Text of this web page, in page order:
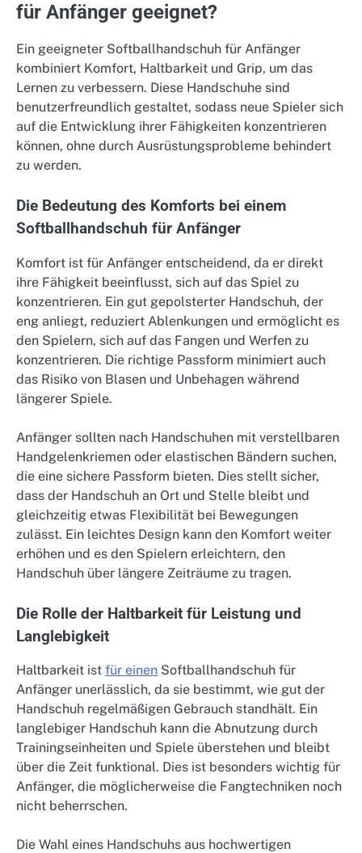
für Anfänger geeignet?
Ein geeigneter Softballhandschuh für Anfänger
kombiniert Komfort, Haltbarkeit und Grip, um das
Lernen zu verbessern. Diese Handschuhe sind
benutzerfreundlich gestaltet, sodass neue Spieler sich
auf die Entwicklung ihrer Fähigkeiten konzentrieren
können, ohne durch Ausrüstungsprobleme behindert
zu werden.
Die Bedeutung des Komforts bei einem
Softballhandschuh für Anfänger
Komfort ist für Anfänger entscheidend, da er direkt
ihre Fähigkeit beeinflusst, sich auf das Spiel zu
konzentrieren. Ein gut gepolsterter Handschuh, der
eng anliegt, reduziert Ablenkungen und ermöglicht es
den Spielern, sich auf das Fangen und Werfen zu
konzentrieren. Die richtige Passform minimiert auch
das Risiko von Blasen und Unbehagen während
längerer Spiele.
Anfänger sollten nach Handschuhen mit verstellbaren
Handgelenkriemen oder elastischen Bändern suchen,
die eine sichere Passform bieten. Dies stellt sicher,
dass der Handschuh an Ort und Stelle bleibt und
gleichzeitig etwas Flexibilität bei Bewegungen
zulässt. Ein leichtes Design kann den Komfort weiter
erhöhen und es den Spielern erleichtern, den
Handschuh über längere Zeiträume zu tragen.
Die Rolle der Haltbarkeit für Leistung und
Langlebigkeit
Haltbarkeit ist für einen Softballhandschuh für
Anfänger unerlässlich, da sie bestimmt, wie gut der
Handschuh regelmäßigen Gebrauch standhält. Ein
langlebiger Handschuh kann die Abnutzung durch
Trainingseinheiten und Spiele überstehen und bleibt
über die Zeit funktional. Dies ist besonders wichtig für
Anfänger, die möglicherweise die Fangtechniken noch
nicht beherrschen.
Die Wahl eines Handschuhs aus hochwertigen